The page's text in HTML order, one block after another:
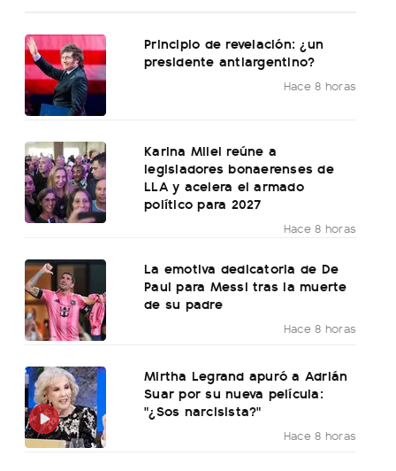
Principio de revelación: ¿un
presidente antiargentino?
Hace 8 horas
Karina Milei reúne a
legisladores bonaerenses de
LLA y acelera el armado
político para 2027
Hace 8 horas
La emotiva dedicatoria de De
Paul para Messi tras la muerte
de su padre
Hace 8 horas
Mirtha Legrand apuró a Adrián
Suar por su nueva película:
"¿Sos narcisista?"
Hace 8 horas